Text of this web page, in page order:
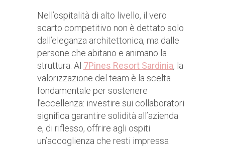
Nell’ospitalità di alto livello, il vero
scarto competitivo non è dettato solo
dall’eleganza architettonica, ma dalle
persone che abitano e animano la
struttura. Al 7Pines Resort Sardinia, la
valorizzazione del team è la scelta
fondamentale per sostenere
l’eccellenza: investire sui collaboratori
significa garantire solidità all’azienda
e, di riflesso, offrire agli ospiti
un’accoglienza che resti impressa